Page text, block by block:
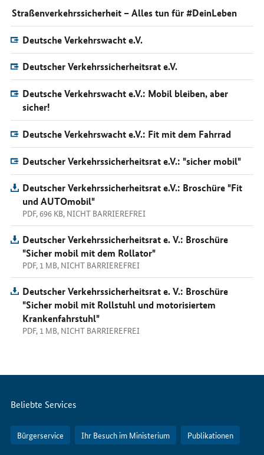
Straßenverkehrssicherheit – Alles tun für #DeinLeben
Deutsche Verkehrswacht e.V.
Deutscher Verkehrssicherheitsrat e.V.
Deutsche Verkehrswacht e.V.: Mobil bleiben, aber
sicher!
Deutsche Verkehrswacht e.V.: Fit mit dem Fahrrad
Deutscher Verkehrssicherheitsrat e.V.: "sicher mobil"
Deutscher Verkehrssicherheitsrat e.V.: Broschüre "Fit
und AUTOmobil"
PDF, 696 KB, NICHT BARRIEREFREI
Deutscher Verkehrssicherheitsrat e. V.: Broschüre
"Sicher mobil mit dem Rollator"
PDF, 1 MB, NICHT BARRIEREFREI
Deutscher Verkehrssicherheitsrat e. V.: Broschüre
"Sicher mobil mit Rollstuhl und motorisiertem
Krankenfahrstuhl"
PDF, 1 MB, NICHT BARRIEREFREI
Servicemenü
Beliebte Services
Bürgerservice Ihr Besuch im Ministerium Publikationen